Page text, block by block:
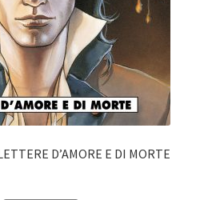
D’AMORE E DI MORTE